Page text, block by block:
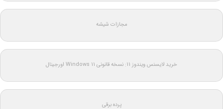
مجازات شیشه
خرید لایسنس ویندوز 11: نسخه قانونی Windows 11 اورجینال
پرده برقی